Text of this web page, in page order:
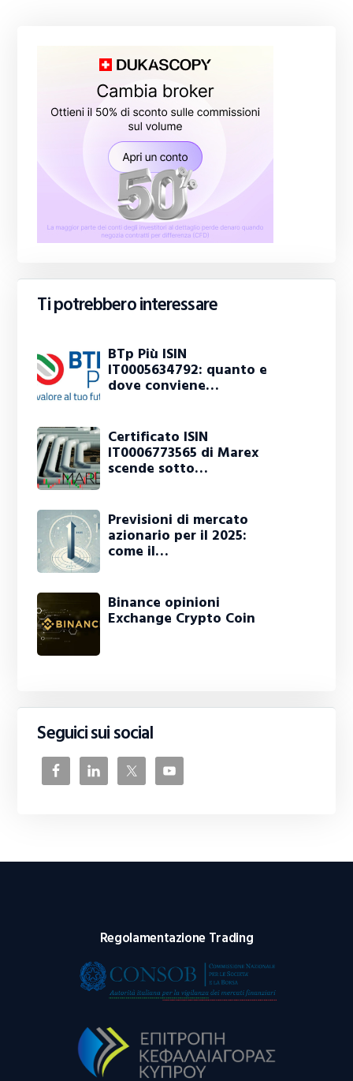
Ti potrebbero interessare
BTp Più ISIN
IT0005634792: quanto e
dove conviene…
Certificato ISIN
IT0006773565 di Marex
scende sotto…
Previsioni di mercato
azionario per il 2025:
come il…
Binance opinioni
Exchange Crypto Coin
Seguici sui social
Regolamentazione Trading